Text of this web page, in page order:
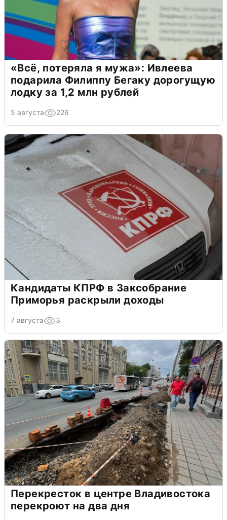
«Всё, потеряла я мужа»: Ивлеева
подарила Филиппу Бегаку дорогущую
лодку за 1,2 млн рублей
5 августа 226
Кандидаты КПРФ в Заксобрание
Приморья раскрыли доходы
7 августа 3
Перекресток в центре Владивостока
перекроют на два дня